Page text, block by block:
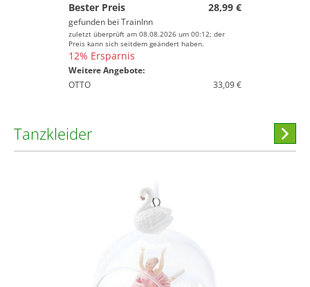
Bester Preis
28,99 €
gefunden bei TrainInn
zuletzt überprüft am 08.08.2026 um 00:12; der
Preis kann sich seitdem geändert haben.
12% Ersparnis
Weitere Angebote:
OTTO
33,09 €
Tanzkleider